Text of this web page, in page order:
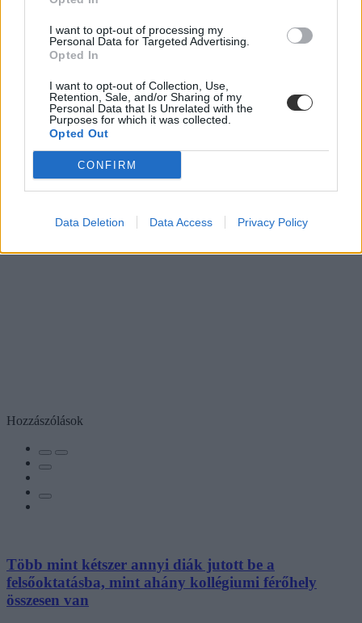
I want to opt-out of processing my
Personal Data for Targeted Advertising.
Opted In
I want to opt-out of Collection, Use,
Retention, Sale, and/or Sharing of my
Personal Data that Is Unrelated with the
Purposes for which it was collected.
Opted Out
CONFIRM
Data Deletion Data Access Privacy Policy
Hozzászólások
Több mint kétszer annyi diák jutott be a
felsőoktatásba, mint ahány kollégiumi férőhely
összesen van